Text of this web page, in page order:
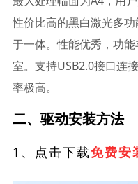
性价比高的黑白激光多
于一体。性能优秀，功
室。支持USB2.0接口连
率极高。
二、驱动安装方法
1、点击下载免费安